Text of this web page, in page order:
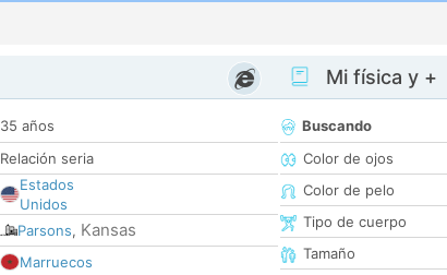
35 años
Relación seria
Estados
Unidos
Parsons, Kansas
Marruecos
Mi física y +
Buscando
Color de ojos
Color de pelo
Tipo de cuerpo
Tamaño